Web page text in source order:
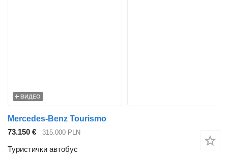
ВИДЕО
Mercedes-Benz Tourismo
73.150 €
315.000 PLN
Туристички автобус